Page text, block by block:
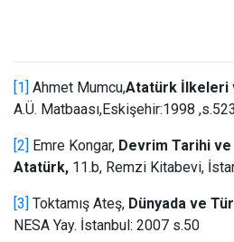
[1] Ahmet Mumcu,Atatürk İlkeleri
A.Ü. Matbaası,Eskişehir:1998 ,s.523
[2] Emre Kongar, Devrim Tarihi ve
Atatürk, 11.b, Remzi Kitabevi,
[3] Toktamış Ateş, Dünyada ve
NESA Yay. İstanbul: 2007 s.50